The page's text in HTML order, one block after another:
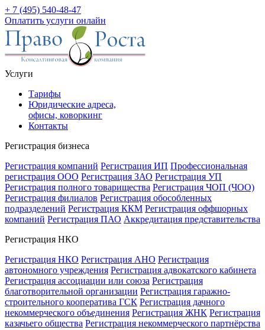
+ 7 (495) 540-48-47
Оплатить услуги онлайн
Услуги
Тарифы
Юридические адреса,
офисы, коворкинг
Контакты
Регистрация бизнеса
Регистрация компаний Регистрация ИП Профессиональная
регистрация ООО Регистрация ЗАО Регистрация УП
Регистрация полного товарищества Регистрация ЧОП (ЧОО)
Регистрация филиалов Регистрация обособленных
подразделений Регистрация ККМ Регистрация оффшорных
компаний Регистрация ПАО Аккредитация представительства
Регистрация НКО
Регистрация НКО Регистрация АНО Регистрация
автономного учреждения Регистрация адвокатского кабинета
Регистрация ассоциации или союза Регистрация
благотворительной организации Регистрация гаражно-
строительного кооператива ГСК Регистрация дачного
некоммерческого объединения Регистрация ЖНК Регистрация
казачьего общества Регистрация некоммерческого партнёрства